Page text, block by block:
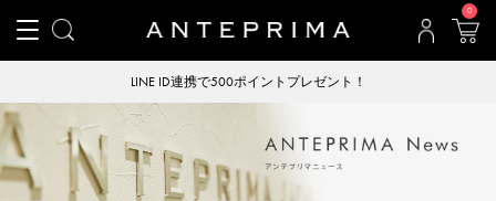
0
LINE ID連携で500ポイントプレゼント！